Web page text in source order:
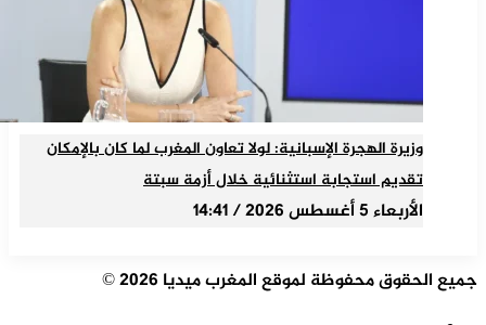
وزيرة الهجرة الإسبانية: لولا تعاون المغرب لما كان بالإمكان
تقديم استجابة استثنائية خلال أزمة سبتة
الأربعاء 5 أغسطس 2026 / 14:41
جميع الحقوق محفوظة لموقع المغرب ميديا 2026 ©